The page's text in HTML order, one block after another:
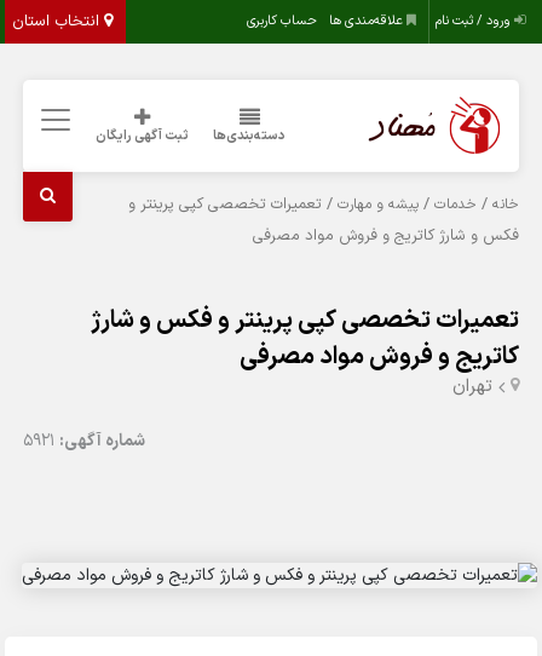
انتخاب استان ورود / ثبت نام علاقه‌مندی ها حساب کاربری
دسته‌بندی‌ها ثبت آگهی رایگان
خانه / خدمات /پیشه و مهارت / تعمیرات تخصصی کپی پرینتر و
فکس و شارژ کاتریج و فروش مواد مصرفی
تعمیرات تخصصی کپی پرینتر و فکس و شارژ
کاتریج و فروش مواد مصرفی
تهران
شماره آگهی: 5921